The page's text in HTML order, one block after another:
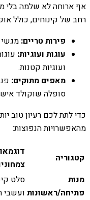
אף ארוחה לא שלמה בלי
רחב של קינוחים, כולל
פירות טריים: מגשי
עוגות ועוגיות:
ועוגיות קטנות.
מאפים מתוקים:
סופלה שוקולד
כדי לתת לכם רעיון טוב
מהאפשרויות הנפוצות:
קטגוריה
מנות
פתיחה/ראשונות
סלט
ועשבי